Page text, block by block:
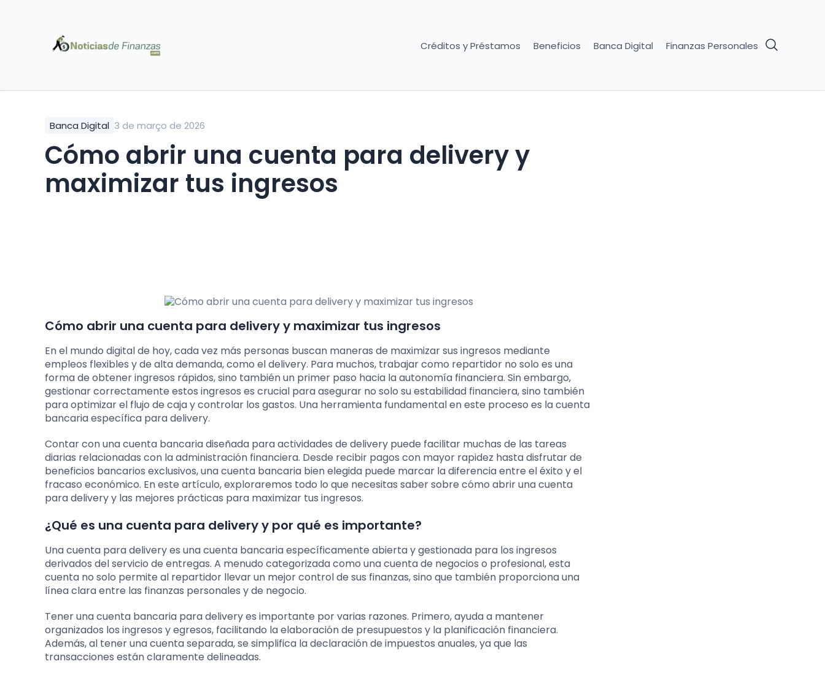
Créditos y Préstamos Beneficios Banca Digital Finanzas Personales
Banca Digital 3 de março de 2026
Cómo abrir una cuenta para delivery y
maximizar tus ingresos
Cómo abrir una cuenta para delivery y maximizar tus ingresos
En el mundo digital de hoy, cada vez más personas buscan maneras de maximizar sus ingresos mediante
empleos flexibles y de alta demanda, como el delivery. Para muchos, trabajar como repartidor no solo es una
forma de obtener ingresos rápidos, sino también un primer paso hacia la autonomía financiera. Sin embargo,
gestionar correctamente estos ingresos es crucial para asegurar no solo su estabilidad financiera, sino también
para optimizar el flujo de caja y controlar los gastos. Una herramienta fundamental en este proceso es la cuenta
bancaria específica para delivery.
Contar con una cuenta bancaria diseñada para actividades de delivery puede facilitar muchas de las tareas
diarias relacionadas con la administración financiera. Desde recibir pagos con mayor rapidez hasta disfrutar de
beneficios bancarios exclusivos, una cuenta bancaria bien elegida puede marcar la diferencia entre el éxito y el
fracaso económico. En este artículo, exploraremos todo lo que necesitas saber sobre cómo abrir una cuenta
para delivery y las mejores prácticas para maximizar tus ingresos.
¿Qué es una cuenta para delivery y por qué es importante?
Una cuenta para delivery es una cuenta bancaria específicamente abierta y gestionada para los ingresos
derivados del servicio de entregas. A menudo categorizada como una cuenta de negocios o profesional, esta
cuenta no solo permite al repartidor llevar un mejor control de sus finanzas, sino que también proporciona una
línea clara entre las finanzas personales y de negocio.
Tener una cuenta bancaria para delivery es importante por varias razones. Primero, ayuda a mantener
organizados los ingresos y egresos, facilitando la elaboración de presupuestos y la planificación financiera.
Además, al tener una cuenta separada, se simplifica la declaración de impuestos anuales, ya que las
transacciones están claramente delineadas.